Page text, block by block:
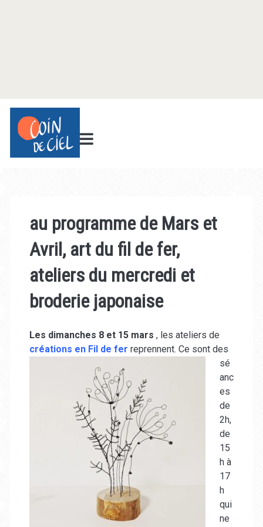
au programme de Mars et
Avril, art du fil de fer,
ateliers du mercredi et
broderie japonaise
Les dimanches 8 et 15 mars , les ateliers de
créations en Fil de fer reprennent. Ce sont des
sé
anc
es
de
2h,
de
15
h à
17
h
qui
ne